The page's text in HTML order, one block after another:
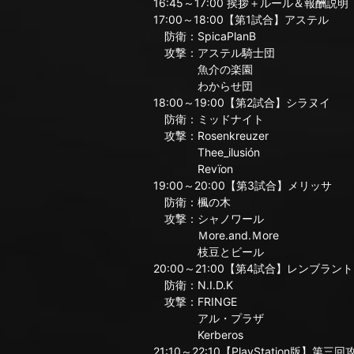
17:00～18:00【第1試合】アステル
防衛：SpicaPlanB
攻撃：アステル騎士団
魚介の楽園
わからせ団
18:00～19:00【第2試合】シラヌイ
防衛：ミッドナイト
攻撃：Rosenkreuzer
Thee_ilusión
Revïon
19:00～20:00【第3試合】メリッサ
防衛：楓の木
攻撃：シャノワール
Ｍore.and.Ｍore
枝豆とビール
20:00～21:00【第4試合】レンブラント
防衛：N.I.D.K
攻撃：FRINGE
アル・プラザ
Kerberos
21:10～22:10【PlayStation版】第三回